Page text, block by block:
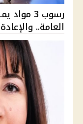
رسوب 3
العامة..